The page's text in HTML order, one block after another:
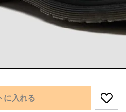
に入れる